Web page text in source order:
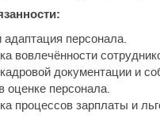
персонала.
вовлечённости
документации и
оценке персонала.
процессов зарплаты и